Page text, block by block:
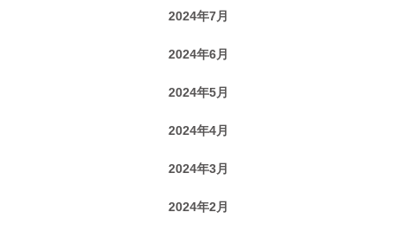
2024年7月
2024年6月
2024年5月
2024年4月
2024年3月
2024年2月